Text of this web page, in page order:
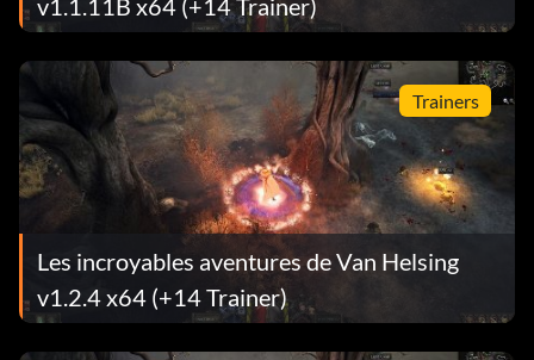
Trainers
Les incroyables aventures de Van Helsing
v1.2.4 x64 (+14 Trainer)